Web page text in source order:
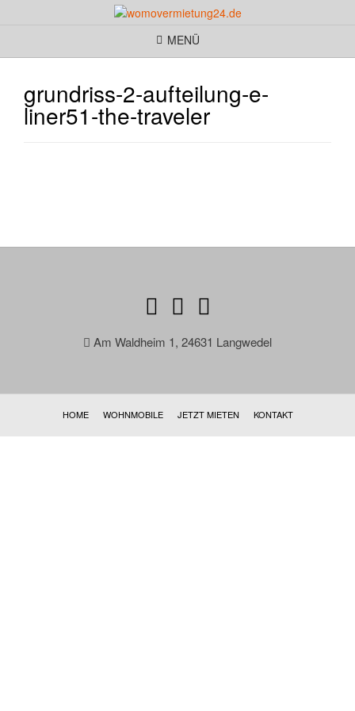
MENÜ
grundriss-2-aufteilung-e-
liner51-the-traveler
Am Waldheim 1, 24631 Langwedel
HOME WOHNMOBILE JETZT MIETEN KONTAKT